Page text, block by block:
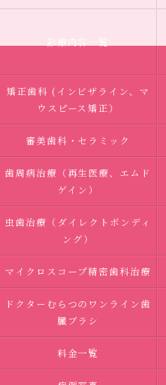
診療内容一覧
矯正歯科 (インビザライン、マ
ウスピース矯正）
審美歯科・セラミック
歯周病治療（再生医療、エムド
ゲイン）
虫歯治療（ダイレクトボンディ
ング）
マイクロスコープ精密歯科治療
ドクターむらつのワンライン歯
臓ブラシ
料金一覧